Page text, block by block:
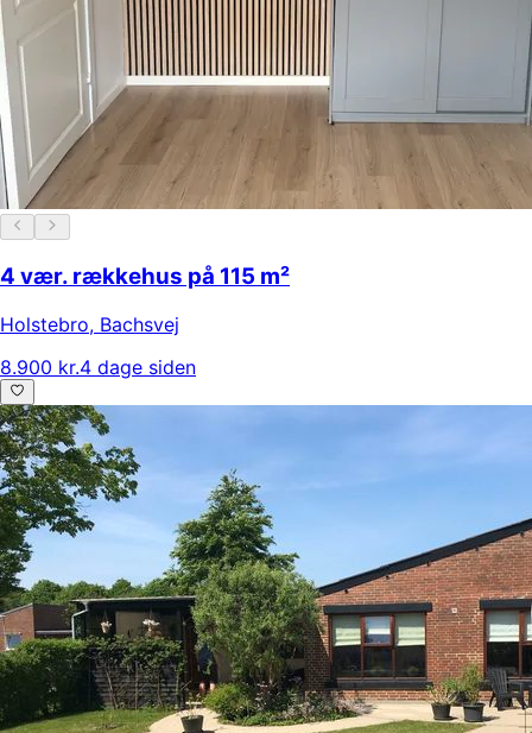
4 vær. rækkehus på 115 m²
Holstebro, Bachsvej
8.900 kr.4 dage siden